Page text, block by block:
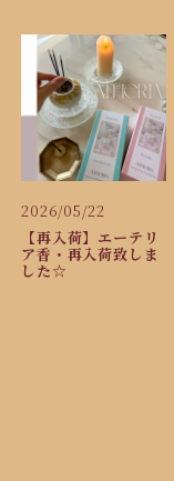
2026/05/22
【再入荷】エーテリ
ア香・再入荷致しま
した☆